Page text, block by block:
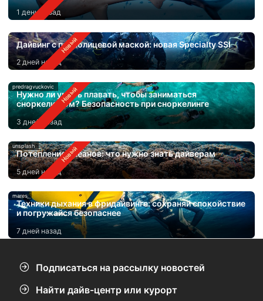
1 день назад
Дайвинг с полнолицевой маской: новая Specialty SSI
2 дней назад
predragvuckovic
Нужно ли уметь плавать, чтобы заниматься
сноркелингом? Безопасность при сноркелинге
3 дней назад
unsplash
Потепление океанов: что нужно знать дайверам
5 дней назад
mares
Техники дыхания в фридайвинге: сохраняй спокойствие
и погружайся безопаснее
7 дней назад
Подписаться на рассылку новостей
Найти дайв-центр или курорт